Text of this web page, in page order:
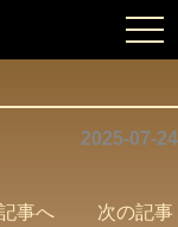
2025-07-24
記事へ 次の記事